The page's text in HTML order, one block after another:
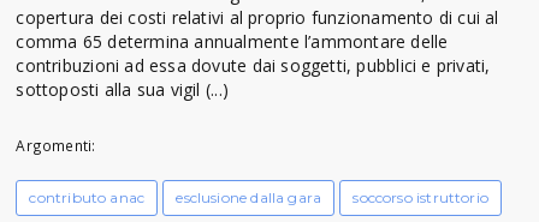
copertura dei costi relativi al proprio funzionamento di cui al
comma 65 determina annualmente l’ammontare delle
contribuzioni ad essa dovute dai soggetti, pubblici e privati,
sottoposti alla sua vigil (...)
Argomenti:
contributo anac esclusione dalla gara soccorso istruttorio